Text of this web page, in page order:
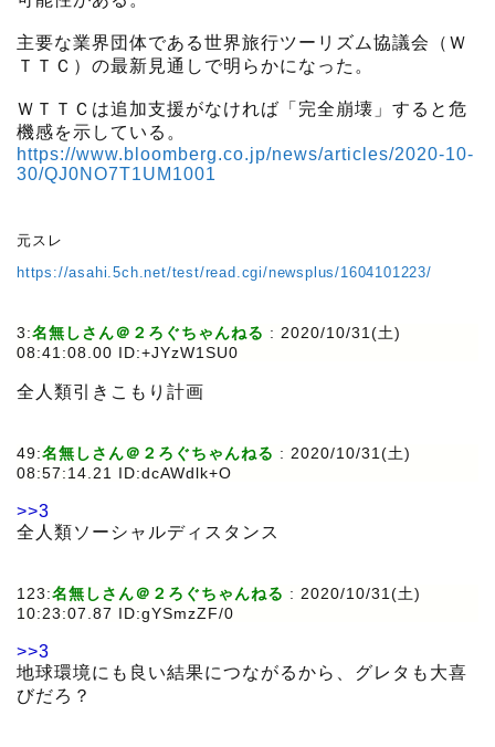
主要な業界団体である世界旅行ツーリズム協議会（Ｗ
ＴＴＣ）の最新見通しで明らかになった。
ＷＴＴＣは追加支援がなければ「完全崩壊」すると危
機感を示している。
https://www.bloomberg.co.jp/news/articles/2020-10-
30/QJ0NO7T1UM1001
元スレ
https://asahi.5ch.net/test/read.cgi/newsplus/1604101223/
3:名無しさん＠２ろぐちゃんねる : 2020/10/31(土)
08:41:08.00 ID:+JYzW1SU0
全人類引きこもり計画
49:名無しさん＠２ろぐちゃんねる : 2020/10/31(土)
08:57:14.21 ID:dcAWdlk+O
>>3
全人類ソーシャルディスタンス
123:名無しさん＠２ろぐちゃんねる : 2020/10/31(土)
10:23:07.87 ID:gYSmzZF/0
>>3
地球環境にも良い結果につながるから、グレタも大喜
びだろ？